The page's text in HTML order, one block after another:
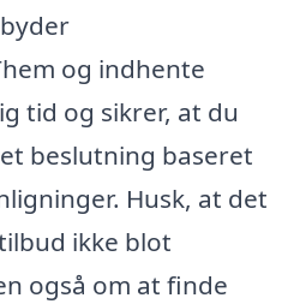
og indhente
tid og sikrer, at du
beslutning baseret
Husk, at det
ikke blot
også om at finde